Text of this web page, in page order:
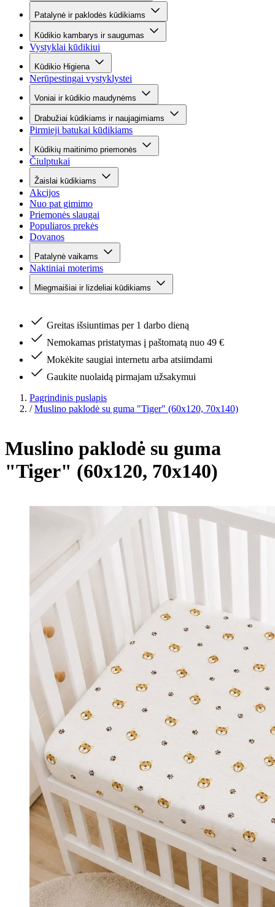
Patalynė ir paklodės kūdikiams
Kūdikio kambarys ir saugumas
Vystyklai kūdikiui
Kūdikio Higiena
Nerūpestingai vystyklystei
Voniai ir kūdikio maudynėms
Drabužiai kūdikiams ir naujagimiams
Pirmieji batukai kūdikiams
Kūdikių maitinimo priemonės
Čiulptukai
Žaislai kūdikiams
Akcijos
Nuo pat gimimo
Priemonės slaugai
Populiaros prekės
Dovanos
Patalynė vaikams
Naktiniai moterims
Miegmaišiai ir lizdeliai kūdikiams
Greitas išsiuntimas per 1 darbo dieną
Nemokamas pristatymas į paštomatą nuo 49 €
Mokėkite saugiai internetu arba atsiimdami
Gaukite nuolaidą pirmajam užsakymui
Pagrindinis puslapis
/ Muslino paklodė su guma "Tiger" (60x120, 70x140)
Muslino paklodė su guma
"Tiger" (60x120, 70x140)